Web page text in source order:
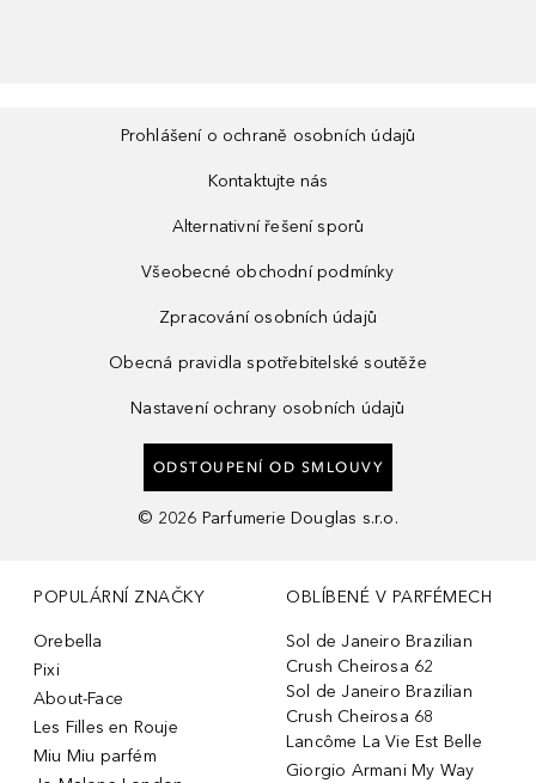
Prohlášení o ochraně osobních údajů
Kontaktujte nás
Alternativní řešení sporů
Všeobecné obchodní podmínky
Zpracování osobních údajů
Obecná pravidla spotřebitelské soutěže
Nastavení ochrany osobních údajů
ODSTOUPENÍ OD SMLOUVY
© 2026 Parfumerie Douglas s.r.o.
POPULÁRNÍ ZNAČKY
Orebella
Pixi
About-Face
Les Filles en Rouje
Miu Miu parfém
OBLÍBENÉ V PARFÉMECH
Sol de Janeiro Brazilian
Crush Cheirosa 62
Sol de Janeiro Brazilian
Crush Cheirosa 68
Lancôme La Vie Est Belle
Giorgio Armani My Way